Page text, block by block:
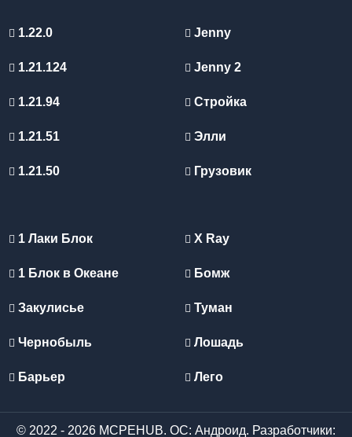
1.22.0
1.21.124
1.21.94
1.21.51
1.21.50
Jenny
Jenny 2
Стройка
Элли
Грузовик
1 Лаки Блок
1 Блок в Океане
Закулисье
Чернобыль
Барьер
X Ray
Бомж
Туман
Лошадь
Лего
© 2022 - 2026 MCPEHUB. ОС: Андроид. Разработчики: